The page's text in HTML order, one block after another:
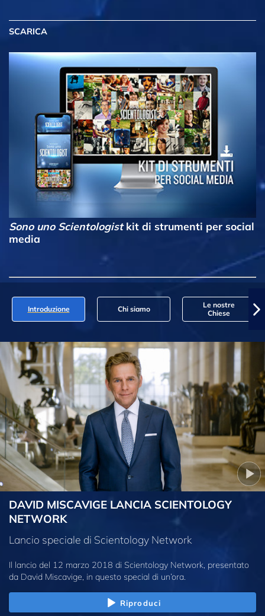
SCARICA
Sono uno Scientologistkit di strumenti per social
media
Introduzione Chi siamo
Le nostre
Chiese
DAVID MISCAVIGE LANCIA SCIENTOLOGY
NETWORK
Lancio speciale di Scientology Network
Il lancio del 12 marzo 2018 di Scientology Network, presentato
da David Miscavige, in questo special di un’ora.
Riproduci